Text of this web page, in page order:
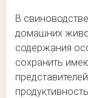
В
домашних
содержания
сохранить